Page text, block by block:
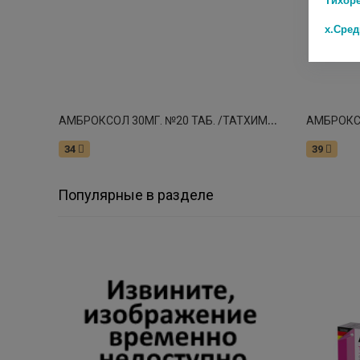
А
МБРОКСОЛ 30МГ. №20 ТАБ. /ТАТХИМФАРМ/
34 39
Популярные в разделе